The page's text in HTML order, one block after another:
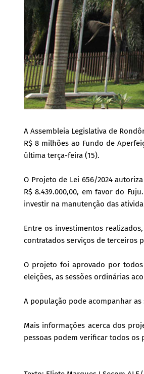
A Assembleia Legislativa de
R$ 8 milhões ao Fundo de
última terça-feira (15).
O Projeto de Lei 656/2024
R$ 8.439.000,00, em favor do
investir na manutenção das
Entre os investimentos
contratados serviços de terceiros
O projeto foi aprovado por
eleições, as sessões ordinárias
A população pode acompanhar as
Mais informações acerca dos
pessoas podem verificar todos os